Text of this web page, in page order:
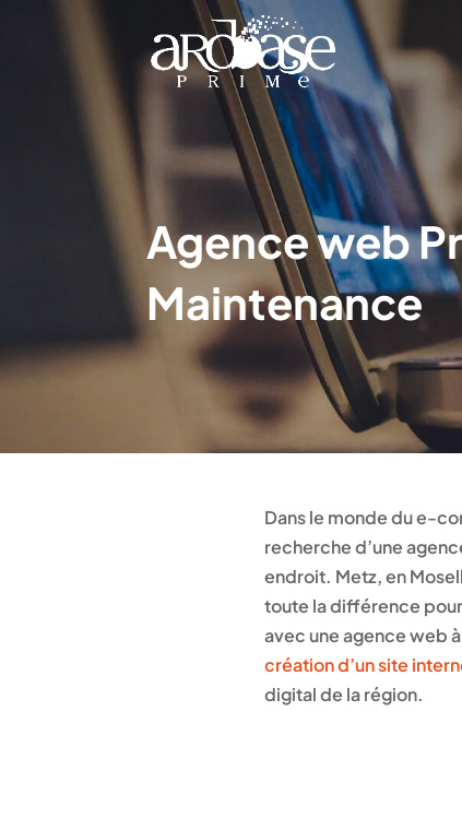
Agence web
Maintenance
Dans le monde du e-
recherche d’une
endroit. Metz, en
toute la différence
avec une agence web
création d’un site
digital de la région.